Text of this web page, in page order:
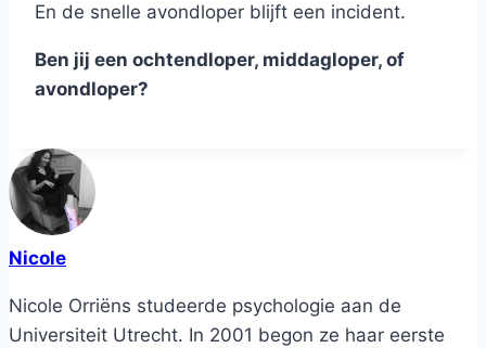
En de snelle avondloper blijft een incident.
Ben jij een ochtendloper, middagloper, of
avondloper?
Nicole
Nicole Orriëns studeerde psychologie aan de
Universiteit Utrecht. In 2001 begon ze haar eerste